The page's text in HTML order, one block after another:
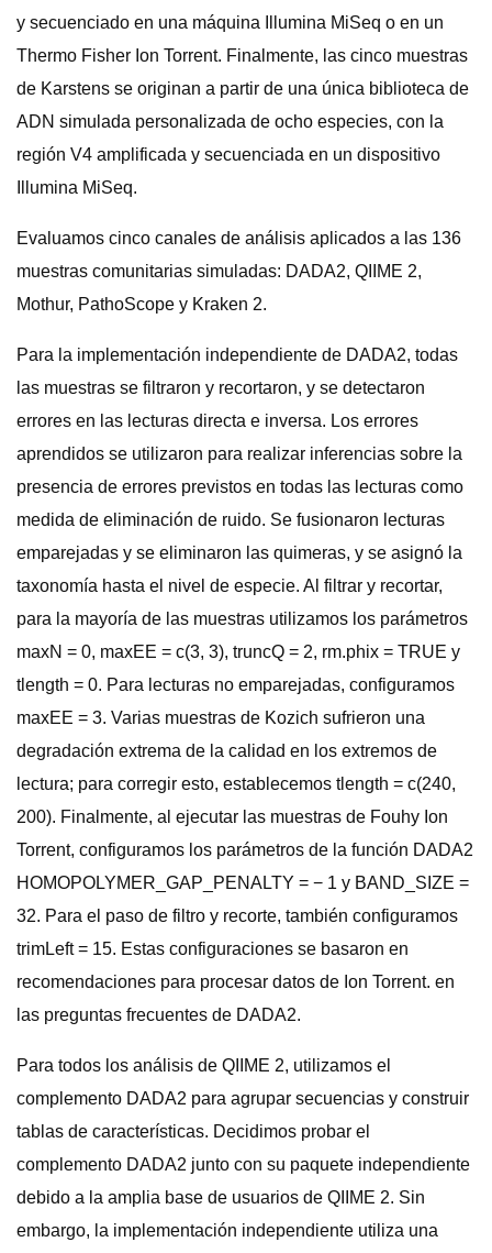
y secuenciado en una máquina Illumina MiSeq o en un
Thermo Fisher Ion Torrent. Finalmente, las cinco muestras
de Karstens se originan a partir de una única biblioteca de
ADN simulada personalizada de ocho especies, con la
región V4 amplificada y secuenciada en un dispositivo
Illumina MiSeq.
Evaluamos cinco canales de análisis aplicados a las 136
muestras comunitarias simuladas: DADA2, QIIME 2,
Mothur, PathoScope y Kraken 2.
Para la implementación independiente de DADA2, todas
las muestras se filtraron y recortaron, y se detectaron
errores en las lecturas directa e inversa. Los errores
aprendidos se utilizaron para realizar inferencias sobre la
presencia de errores previstos en todas las lecturas como
medida de eliminación de ruido. Se fusionaron lecturas
emparejadas y se eliminaron las quimeras, y se asignó la
taxonomía hasta el nivel de especie. Al filtrar y recortar,
para la mayoría de las muestras utilizamos los parámetros
maxN = 0, maxEE = c(3, 3), truncQ = 2, rm.phix = TRUE y
tlength = 0. Para lecturas no emparejadas, configuramos
maxEE = 3. Varias muestras de Kozich sufrieron una
degradación extrema de la calidad en los extremos de
lectura; para corregir esto, establecemos tlength = c(240,
200). Finalmente, al ejecutar las muestras de Fouhy Ion
Torrent, configuramos los parámetros de la función DADA2
HOMOPOLYMER_GAP_PENALTY = − 1 y BAND_SIZE =
32. Para el paso de filtro y recorte, también configuramos
trimLeft = 15. Estas configuraciones se basaron en
recomendaciones para procesar datos de Ion Torrent. en
las preguntas frecuentes de DADA2.
Para todos los análisis de QIIME 2, utilizamos el
complemento DADA2 para agrupar secuencias y construir
tablas de características. Decidimos probar el
complemento DADA2 junto con su paquete independiente
debido a la amplia base de usuarios de QIIME 2. Sin
embargo, la implementación independiente utiliza una